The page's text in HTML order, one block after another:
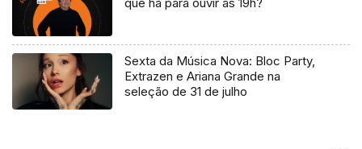
Sexta da Música Nova: Bloc Party,
Extrazen e Ariana Grande na
seleção de 31 de julho